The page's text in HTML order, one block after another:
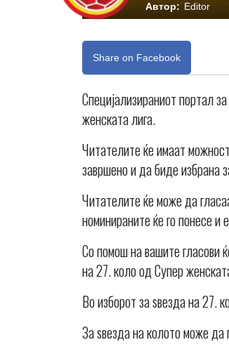
Автор: Editor
Share on Facebook
Специјализираниот портал
женската лига.
Читателите ќе имаат
завршено и да биде избрана
Читателите ќе може да
номинираните ќе го понесе и
Со помош на вашите гласови
на 27. коло од Супер
Во изборот за ѕвезда на 27.
За ѕвезда на колото може